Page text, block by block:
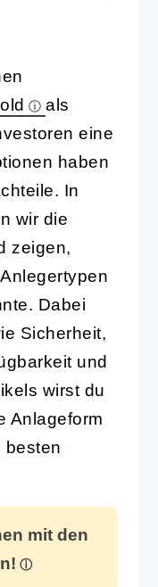
als
eine
haben
In
wir die
zeigen,
Dabei
Sicherheit,
und
wirst du
Anlageform
besten
mit den